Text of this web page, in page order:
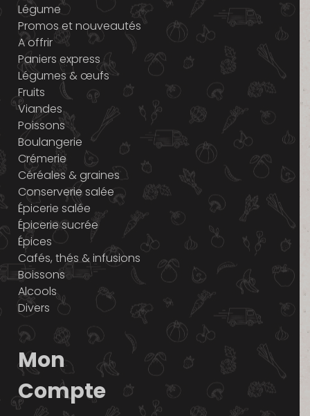
Légume
Promos et nouveautés
A offrir
Paniers express
Légumes & œufs
Fruits
Viandes
Poissons
Boulangerie
Crémerie
Céréales & graines
Conserverie salée
Épicerie salée
Épicerie sucrée
Épices
Cafés, thés & infusions
Boissons
Alcools
Divers
Mon
Compte